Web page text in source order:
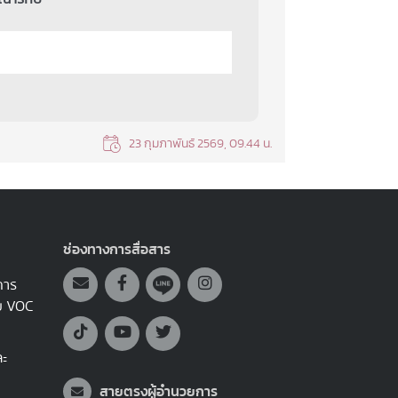
23 กุมภาพันธ์ 2569, 09.44 น.
าร
VOC
ช่องทางการสื่อสาร
สายตรงผู้อำนวยการ